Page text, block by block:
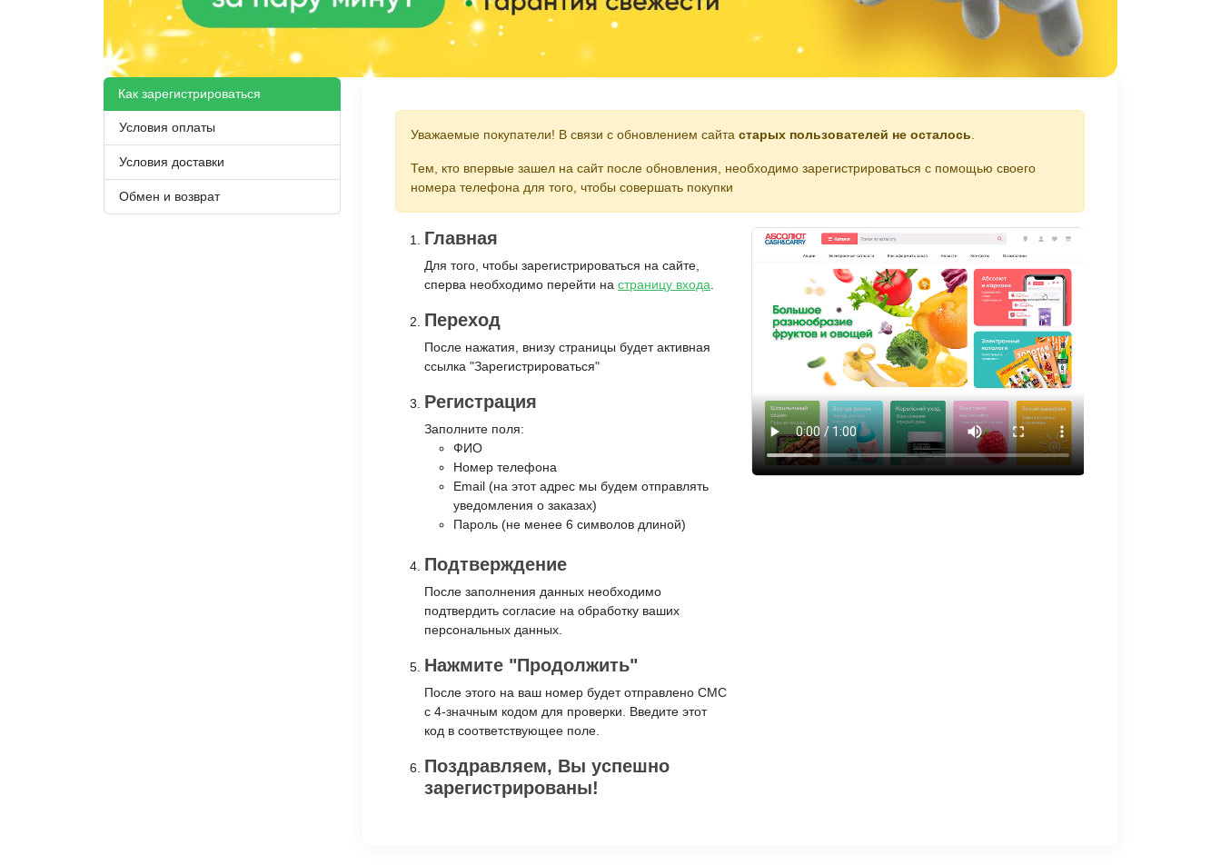
Как зарегистрироваться
Условия оплаты
Условия доставки
Обмен и возврат
Уважаемые покупатели! В связи с обновлением сайта старых пользователей не осталось
Тем, кто впервые зашел на сайт после обновления, необходимо зарегистрироваться с помощью своего
номера телефона для того, чтобы совершать покупки
Главная
Для того, чтобы зарегистрироваться на сайте,
сперва необходимо перейти на страницу входа
Переход
После нажатия, внизу страницы будет активная
ссылка "Зарегистрироваться"
Регистрация
Заполните поля:
ФИО
Номер телефона
Email (на этот адрес мы будем отправлять
уведомления о заказах)
Пароль (не менее 6 символов длиной)
Подтверждение
После заполнения данных необходимо
подтвердить согласие на обработку ваших
персональных данных.
Нажмите "Продолжить"
После этого на ваш номер будет отправлено СМС
с 4-значным кодом для проверки. Введите этот
код в соответствующее поле.
Поздравляем, Вы успешно
зарегистрированы!